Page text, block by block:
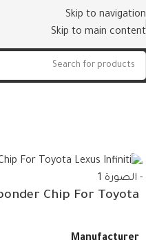
Skip to navigation
Skip to main content
Chip For Toyota